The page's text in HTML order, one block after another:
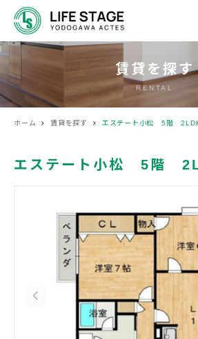
賃貸を探す
RENTAL
ホーム 賃貸を探す エステート小松 5階
エステート小松 5階